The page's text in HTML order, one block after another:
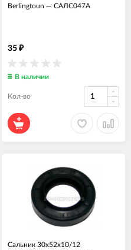
Berlingtoun — САЛС047А
35 ₽
В наличии
Кол-во
Сальник 30x52x10/12